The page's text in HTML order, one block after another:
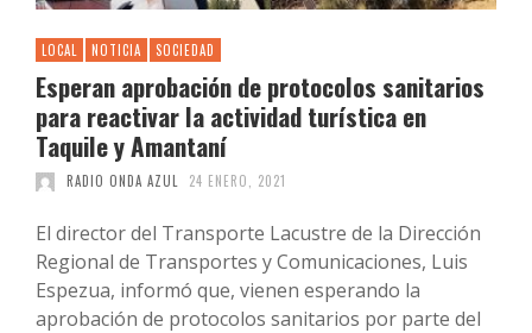
LOCAL NOTICIA SOCIEDAD
Esperan aprobación de protocolos sanitarios
para reactivar la actividad turística en
Taquile y Amantaní
RADIO ONDA AZUL 24 ENERO, 2021
El director del Transporte Lacustre de la Dirección
Regional de Transportes y Comunicaciones, Luis
Espezua, informó que, vienen esperando la
aprobación de protocolos sanitarios por parte del